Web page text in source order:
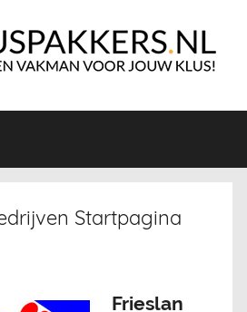
Startpagina
Frieslan